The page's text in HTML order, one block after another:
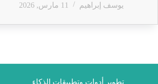
يوسف إبراهيم
11 مارس, 2026
تطوير أدوات وتطبيقات الذكاء